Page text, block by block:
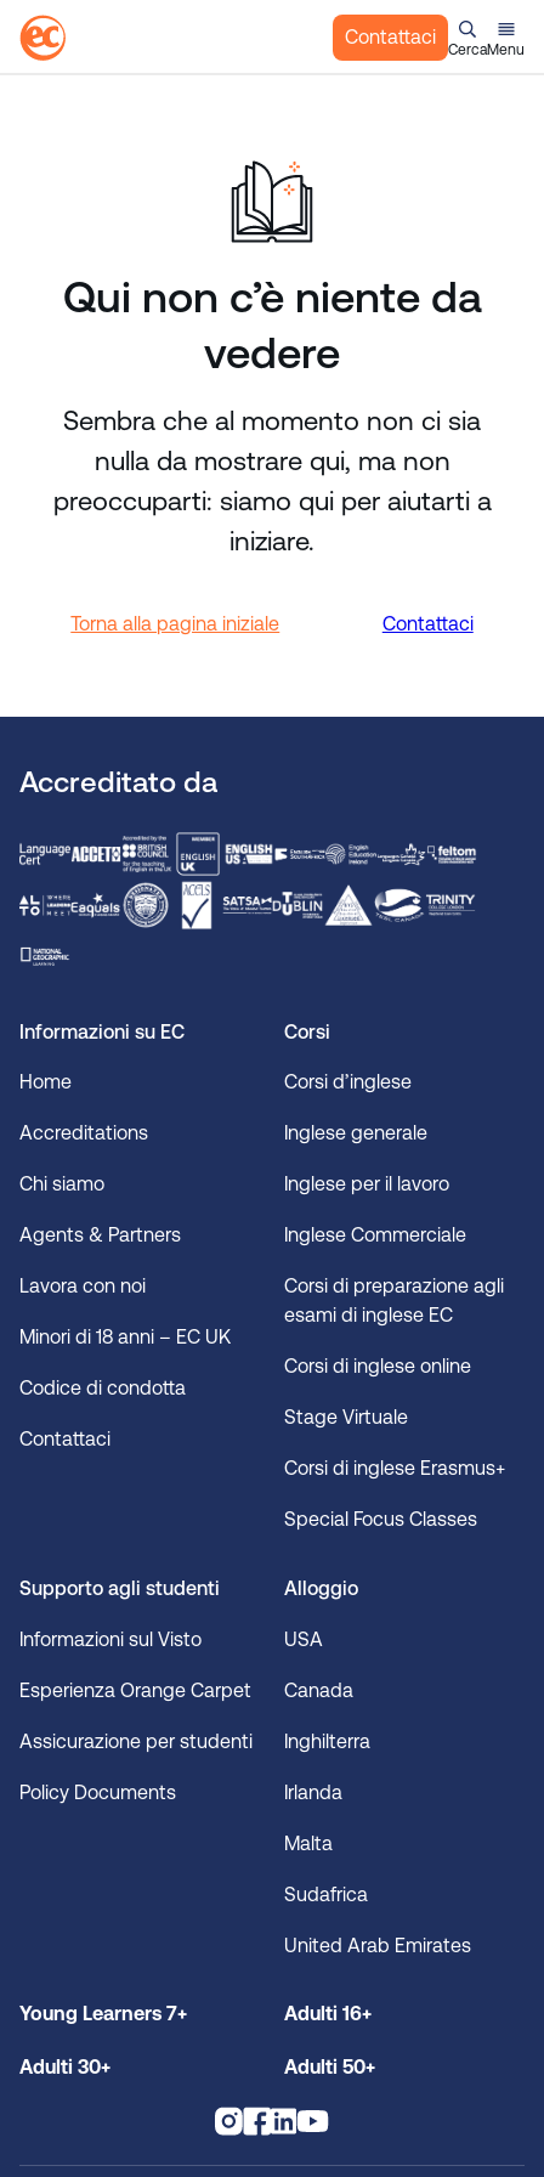
Contattaci
CercaMenu
Qui non c’è niente da
vedere
Sembra che al momento non ci sia
nulla da mostrare qui, ma non
preoccuparti: siamo qui per aiutarti a
iniziare.
Torna alla pagina iniziale Contattaci
Accreditato da
Informazioni su EC
Home
Accreditations
Chi siamo
Agents & Partners
Lavora con noi
Minori di 18 anni – EC UK
Codice di condotta
Contattaci
Corsi
Corsi d’inglese
Inglese generale
Inglese per il lavoro
Inglese Commerciale
Corsi di preparazione agli
esami di inglese EC
Corsi di inglese online
Stage Virtuale
Corsi di inglese Erasmus+
Special Focus Classes
Supporto agli studenti
Informazioni sul Visto
Esperienza Orange Carpet
Assicurazione per studenti
Policy Documents
Alloggio
USA
Canada
Inghilterra
Irlanda
Malta
Sudafrica
United Arab Emirates
Young Learners 7+ Adulti 16+
Adulti 30+ Adulti 50+